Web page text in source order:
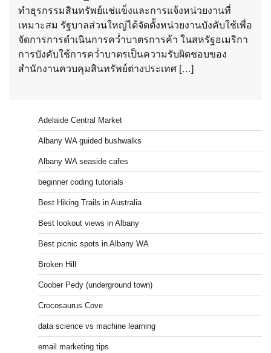
ทำธุรกรรมสินทรัพย์แช่แข็งและการแจ้งหน่วยงานที่
เหมาะสม รัฐบาลส่วนใหญ่ได้จัดตั้งหน่วยงานบังคับใช้เพื่อ
จัดการการดำเนินการคว่ำบาตรการค้า ในสหรัฐอเมริกา
การบังคับใช้การคว่ำบาตรเป็นความรับผิดชอบของ
สำนักงานควบคุมสินทรัพย์ต่างประเทศ […]
Adelaide Central Market
Albany WA guided bushwalks
Albany WA seaside cafes
beginner coding tutorials
Best Hiking Trails in Australia
Best lookout views in Albany
Best picnic spots in Albany WA
Broken Hill
Coober Pedy (underground town)
Crocosaurus Cove
data science vs machine learning
email marketing tips